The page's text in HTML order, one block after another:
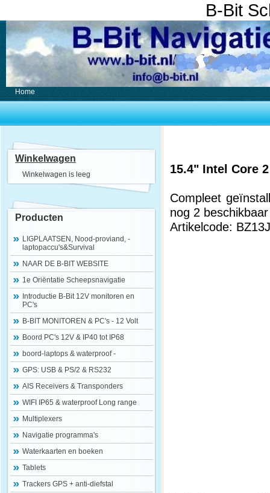
B-Bit
Home
Winkelwagen
Winkelwagen is leeg
Producten
LIGPLAATSEN, Nood-proviand, -
laptopaccu's&Survival
NAAR DE B-BIT WEBSITE
1e Oriëntatie Scheepsnavigatie
Introductie B-Bit 12V monitoren en
PC's
B-BIT MONITOREN & PC's - 12 Volt
Boord PC's 12V & IP40 tot IP68
boord-laptops & waterproof -
GPS: USB & PS/2 & RS232
AIS Receivers & Transponders
WIFI IP65 & waterproof Long range
Multiplexers
Navigatie programma's
Waterkaarten en boeken
Tablets
Trackers GPS + anti-diefstal
15.4" Intel Core
Compleet
nog 2 beschikbaar
Artikelcode: